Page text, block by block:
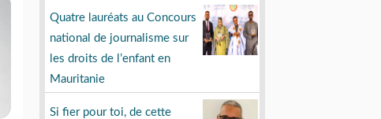
Quatre lauréats au Concours
national de journalisme sur
les droits de l’enfant en
Mauritanie
Si fier pour toi, de cette